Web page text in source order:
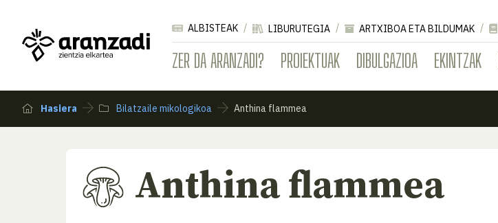
ZER DA ARANZADI? PROIEKTUAK DIBULGAZIOA EKINTZAK
ALBISTEAK LIBURUTEGIA ARTXIBOA ETA BILDUMAK
Hasiera Bilatzaile mikologikoa Anthina flammea
Anthina flammea